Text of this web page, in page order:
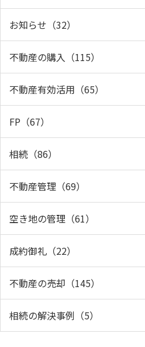
お知らせ（32）
不動産の購入（115）
不動産有効活用（65）
FP（67）
相続（86）
不動産管理（69）
空き地の管理（61）
成約御礼（22）
不動産の売却（145）
相続の解決事例（5）